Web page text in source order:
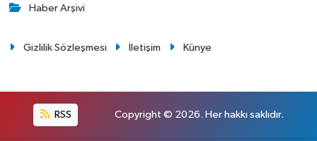
Haber Arşivi
Gizlilik Sözleşmesi İletişim Künye
RSS Copyright © 2026. Her hakkı saklıdır.